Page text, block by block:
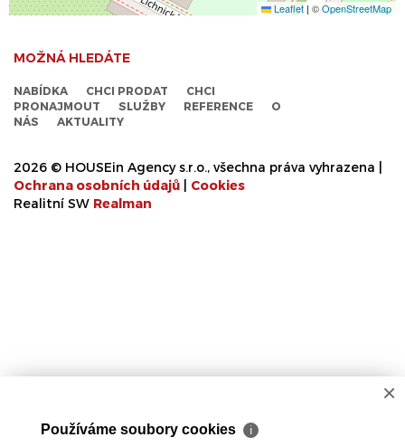
Leaflet | ©OpenStreetMap
MOŽNÁ HLEDÁTE
NABÍDKA CHCI PRODAT
CHCI
PRONAJMOUT
SLUŽBY REFERENCE
O
NÁS
AKTUALITY
2026 © HOUSEin Agency s.r.o., všechna práva vyhrazena |
Ochrana osobních údajů
Cookies
Realitní SW Realman
×
Používáme soubory cookies ℹ